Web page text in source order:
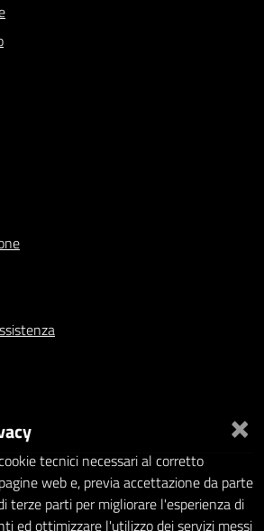
×
tecnici necessari al corretto
web e, previa accettazione da parte
terze parti per migliorare l'esperienza di
ed ottimizzare l'utilizzo dei servizi messi